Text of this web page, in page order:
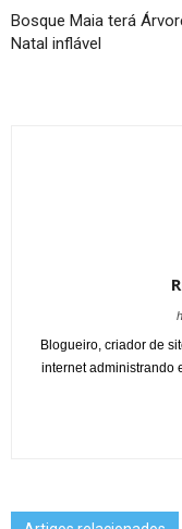
Bosque Maia terá
Natal inflável
Blogueiro, criador de
internet administrando